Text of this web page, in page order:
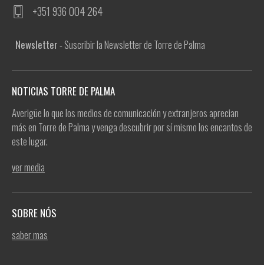
+351 936 004 264
Newsletter- Suscribir la Newsletter de Torre de Palma
NOTICIAS TORRE DE PALMA
Averigüe lo que los medios de comunicación y extranjeros aprecian
más en Torre de Palma y venga descubrir por sí mismo los encantos de
este lugar.
ver media
SOBRE NÓS
saber mas